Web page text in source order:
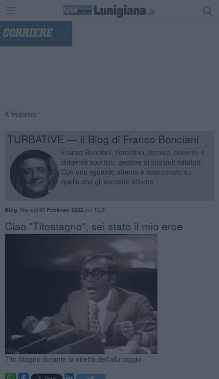
Indietro
TURBATIVE — il Blog di Franco Bonciani
Franco Bonciani, fiorentino, tecnico, docente e
dirigente sportivo, gestore di impianti natatori.
Con uno sguardo attento e scanzonato su
quello che gli succede attorno
Blog Martedì 01 Febbraio 2022ore 12:31
Ciao "Titostagno", sei stato il mio eroe
Tito Stagno durante la diretta dell'allunaggio